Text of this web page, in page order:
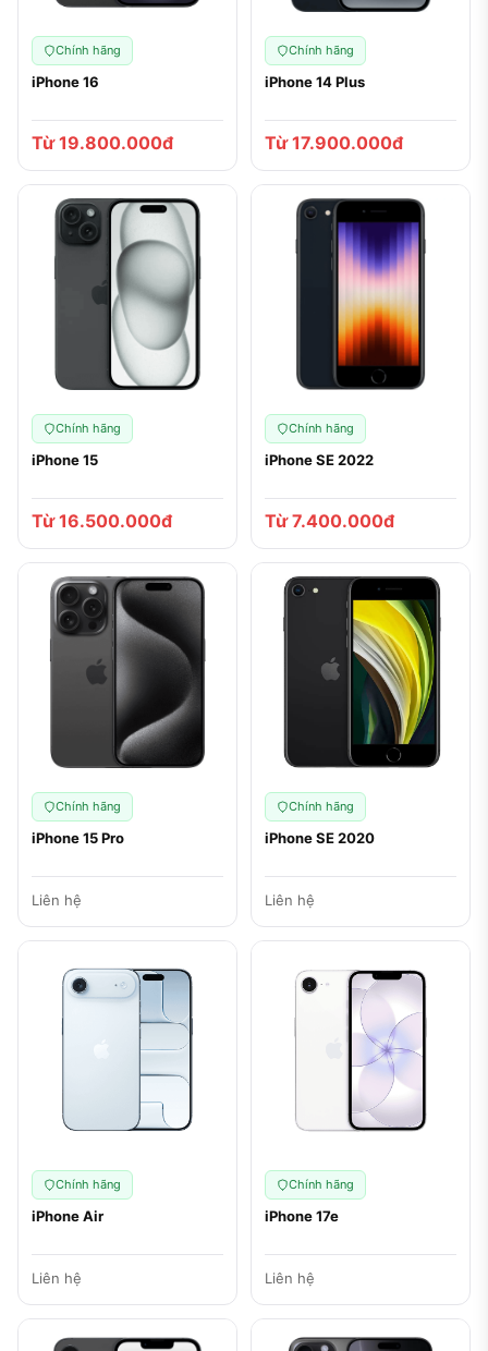
Chính hãng
iPhone 16
Từ 19.800.000đ
Chính hãng
iPhone 14 Plus
Từ 17.900.000đ
Chính hãng
iPhone 15
Từ 16.500.000đ
Chính hãng
iPhone SE 2022
Từ 7.400.000đ
Chính hãng
iPhone 15 Pro
Liên hệ
Chính hãng
iPhone SE 2020
Liên hệ
Chính hãng
iPhone Air
Liên hệ
Chính hãng
iPhone 17e
Liên hệ